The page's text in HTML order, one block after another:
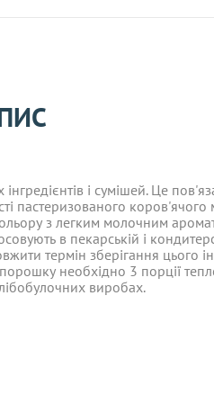
і сумішей. Це
пастеризованого
термін зберігання цього
необхідно 3 порції
виробах.
відправляються за рахунок
– у четверг. Оплата має
відправляються за рахунок
і сумішей. Це
пастеризованого
з легким молочним
в пекарській і
термін зберігання цього
необхідно 3 порції
виробах.